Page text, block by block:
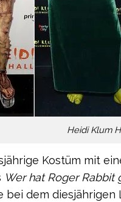
Heidi Klum
Kostüm mit
Wer hat Roger Rabbit
bei dem